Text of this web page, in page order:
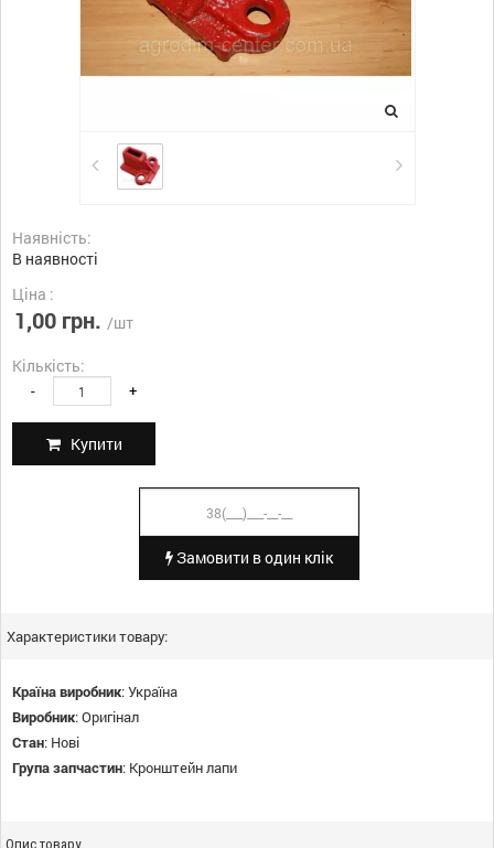
Наявність:
В наявності
Ціна :
1,00 грн. /шт
Кількість:
- +
Купити
Замовити в один клік
Характеристики товару:
Країна виробник:Україна
Виробник:Оригінал
Стан: Нові
Група запчастин: Кронштейн лапи
Опис товару